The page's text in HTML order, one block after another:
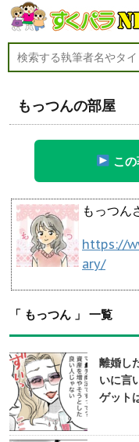
もっつんの部屋
こ
もっつん
https://
ary/
「 もっつん 」 一覧
離婚し
いに言
ゲット